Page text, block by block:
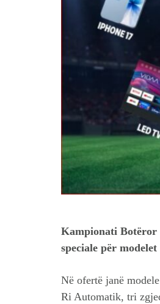
Kampionati Botëror
speciale për
Në ofertë janë
Ri Automatik, tri